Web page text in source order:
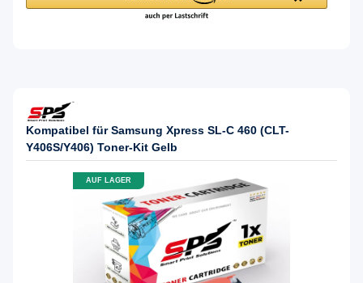
Kompatibel für Samsung Xpress SL-C 460 (CLT-
Y406S/Y406) Toner-Kit Gelb
AUF LAGER